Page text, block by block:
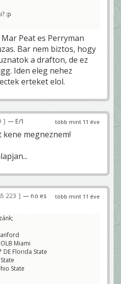
:p
Peat es Perryman
Bar nem biztos, hogy
a drafton, de ez
Iden eleg nehez
erteket elol.
több mint 11 éve
— E/1
kene megneznem!
több mint 11 éve
223
— no es
Miami
Florida State
State